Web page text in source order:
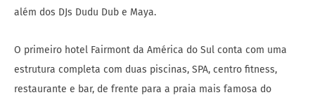
além dos DJs Dudu Dub e Maya.
O primeiro hotel Fairmont da América do Sul conta com uma
estrutura completa com duas piscinas, SPA, centro fitness,
restaurante e bar, de frente para a praia mais famosa do